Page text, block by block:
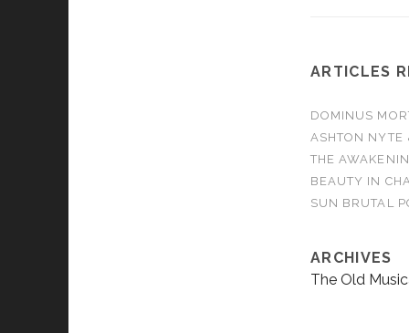
ARTICLES
DOMINUS
ASHTON NYTE
THE
BEAUTY IN
SUN BRUTAL
ARCHIVES
The Old